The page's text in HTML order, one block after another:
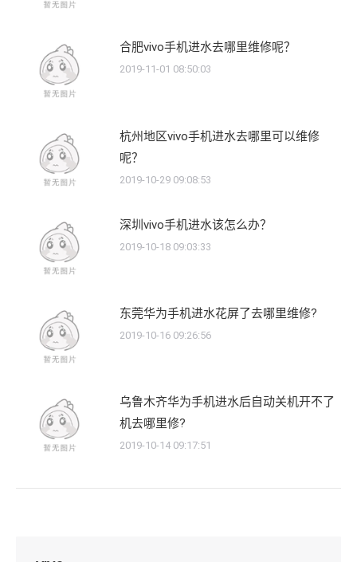
合肥vivo手机进水去哪里维修呢？
2019-11-01 08:50:03
杭州地区vivo手机进水去哪里可以维修
呢？
2019-10-29 09:08:53
深圳vivo手机进水该怎么办？
2019-10-18 09:03:33
东莞华为手机进水花屏了去哪里维修?
2019-10-16 09:26:56
乌鲁木齐华为手机进水后自动关机开不了
机去哪里修?
2019-10-14 09:17:51